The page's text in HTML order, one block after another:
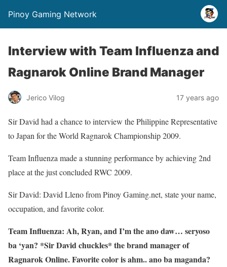
Pinoy Gaming Network
Interview with Team Influenza and
Ragnarok Online Brand Manager
Jerico Vilog 17 years ago
Sir David had a chance to interview the Philippine Representative
to Japan for the World Ragnarok Championship 2009.
Team Influenza made a stunning performance by achieving 2nd
place at the just concluded RWC 2009.
Sir David: David Lleno from Pinoy Gaming.net, state your name,
occupation, and favorite color.
Team Influenza: Ah, Ryan, and I’m the ano daw… seryoso
ba ‘yan? *Sir David chuckles* the brand manager of
Ragnarok Online. Favorite color is ahm.. ano ba maganda?